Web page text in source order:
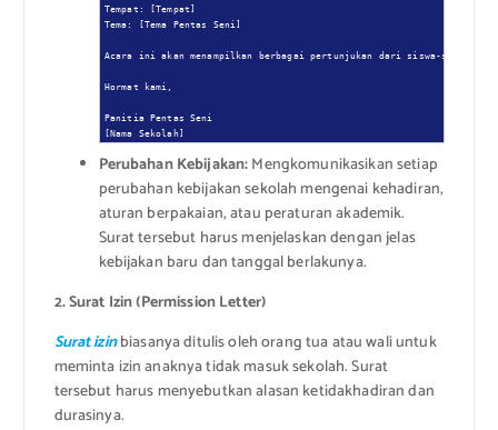
Tempat: [Tempat]
Tema: [Tema Pentas Seni]
Acara ini akan menampilkan berbagai pertunjukan dari siswa-siswi
Hormat kami,
Panitia Pentas Seni
[Nama Sekolah]
Perubahan Kebijakan:Mengkomunikasikan setiap
perubahan kebijakan sekolah mengenai kehadiran,
aturan berpakaian, atau peraturan akademik.
Surat tersebut harus menjelaskan dengan jelas
kebijakan baru dan tanggal berlakunya.
2. Surat Izin (Permission Letter)
Surat izinbiasanya ditulis oleh orang tua atau wali untuk
meminta izin anaknya tidak masuk sekolah. Surat
tersebut harus menyebutkan alasan ketidakhadiran dan
durasinya.